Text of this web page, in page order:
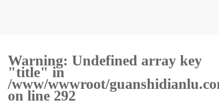
Warning: Undefined array key
"title" in
/www/wwwroot/
on line 292